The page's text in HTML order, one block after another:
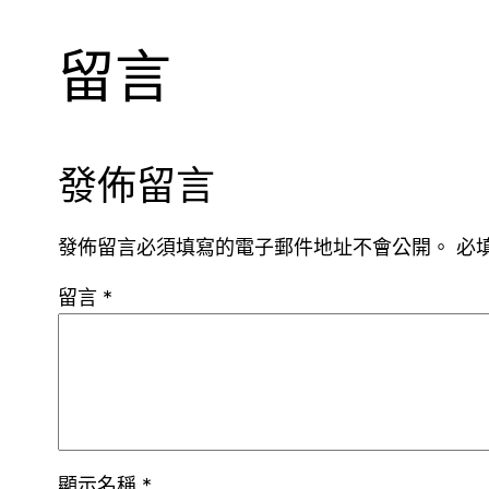
留言
發佈留言
發佈留言必須填寫的電子郵件地址不會公開。 必
留言 *